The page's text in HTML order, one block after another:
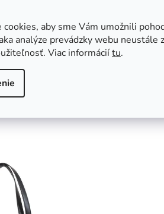
cookies, aby sme Vám umožnili
analýze prevádzky webu neustále
Viac informáciítu.